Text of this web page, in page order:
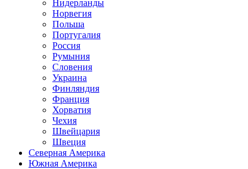
Нидерланды
Норвегия
Польша
Португалия
Россия
Румыния
Словения
Украина
Финляндия
Франция
Хорватия
Чехия
Швейцария
Швеция
Северная Америка
Южная Америка